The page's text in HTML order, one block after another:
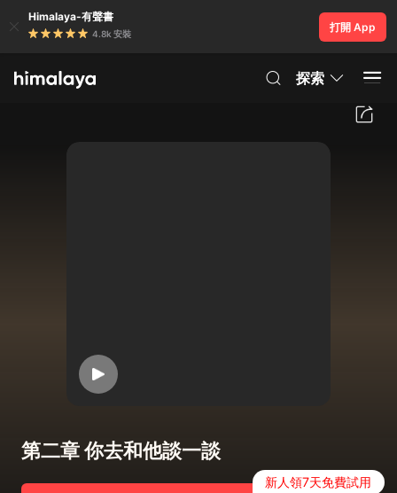
Himalaya-有聲書
4.8k 安裝
打開 App
探索
第二章 你去和他談一談
新人領7天免費試用